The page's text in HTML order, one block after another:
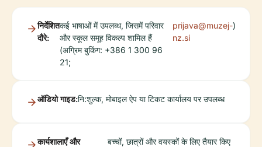
निर्देशित
दौरे:
कई भाषाओं में उपलब्ध, जिसमें परिवार
और स्कूल समूह विकल्प शामिल हैं
(अग्रिम बुकिंग: +386 1 300 96
21;
prijava@muzej-
nz.si
)
ऑडियो गाइड:नि:शुल्क, मोबाइल ऐप या टिकट कार्यालय पर उपलब्ध
कार्यशालाएँ और
बच्चों, छात्रों और वयस्कों के लिए तैयार किए